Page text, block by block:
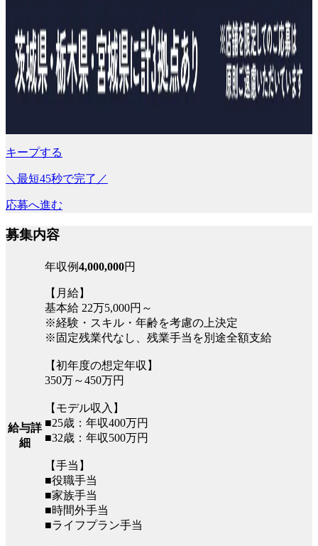
キープする
＼最短45秒で完了／
応募へ進む
募集内容
給与詳
細
年収例4,000,000円
【月給】
基本給 22万5,000円～
※経験・スキル・年齢を考慮の上決定
※固定残業代なし、残業手当を別途全額支給
【初年度の想定年収】
350万～450万円
【モデル収入】
■25歳：年収400万円
■32歳：年収500万円
【手当】
■役職手当
■家族手当
■時間外手当
■ライフプラン手当